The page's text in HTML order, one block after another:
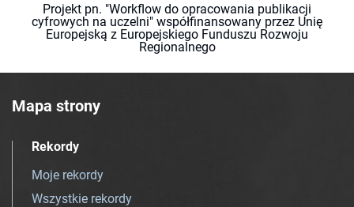
Projekt pn. "Workflow do opracowania publikacji
cyfrowych na uczelni" współfinansowany przez Unię
Europejską z Europejskiego Funduszu Rozwoju
Regionalnego
Mapa strony
Rekordy
Moje rekordy
Wszystkie rekordy